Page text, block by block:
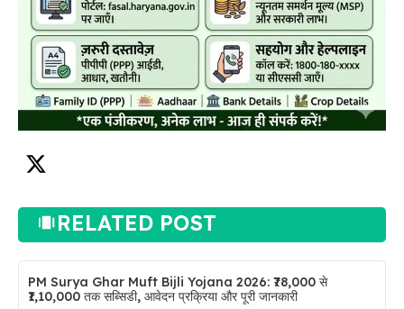
RELATED POST
PM Surya Ghar Muft Bijli Yojana 2026: ₹78,000 से
₹1,10,000 तक सब्सिडी, आवेदन प्रक्रिया और पूरी जानकारी